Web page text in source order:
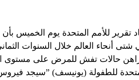
شتى أنحاء العالم خلال السنوات
حالات تفش للمرض على مستوى
للطفولة (يونيسف) ”سيجد فيروس